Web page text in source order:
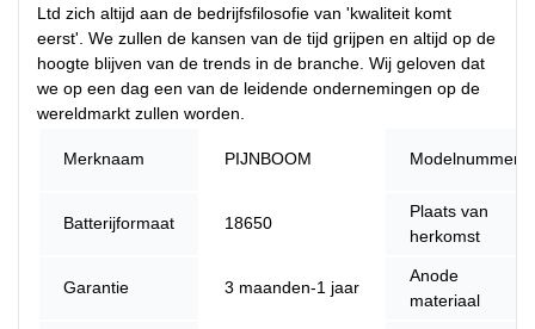
Ltd zich altijd aan de bedrijfsfilosofie van 'kwaliteit komt
eerst'. We zullen de kansen van de tijd grijpen en altijd op de
hoogte blijven van de trends in de branche. Wij geloven dat
we op een dag een van de leidende ondernemingen op de
wereldmarkt zullen worden.
Merknaam PIJNBOOM Modelnummer
Batterijformaat 18650
Plaats van
herkomst
Garantie 3 maanden-1 jaar
Anode
materiaal